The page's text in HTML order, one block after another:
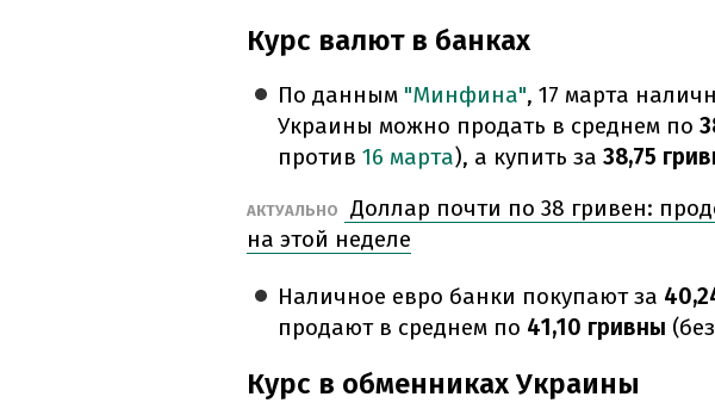
Курс валют в банках
По данным "Минфина", 17 марта
Украины можно продать в среднем по
против 16 марта), а купить за 38,75
АКТУАЛЬНО
Доллар почти по 38 гривен:
на этой неделе
Наличное евро банки покупают за
продают в среднем по 41,10 гривны
Курс в обменниках Украины